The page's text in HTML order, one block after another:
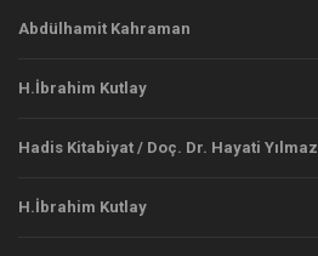
Abdülhamit Kahraman
H.İbrahim Kutlay
Hadis Kitabiyat / Doç. Dr. Hayati Yılmaz
H.İbrahim Kutlay